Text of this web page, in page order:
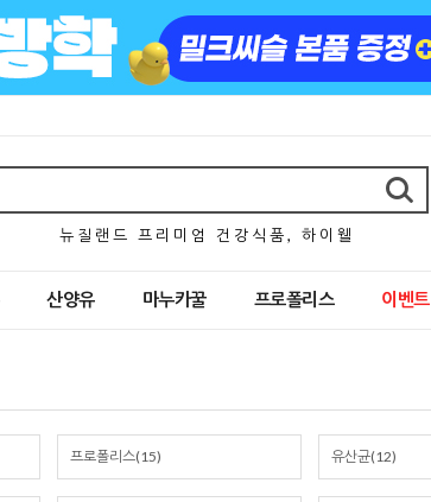
뉴 질 랜 드 프 리 미 엄 건 강 식 품 , 하 이 웰
산양유 마누카꿀 프로폴리스 이벤트
프로폴리스(15) 유산균(12)